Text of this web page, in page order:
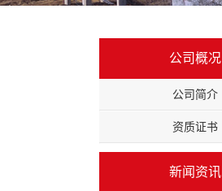
公司概况
公司简介
资质证书
新闻资讯